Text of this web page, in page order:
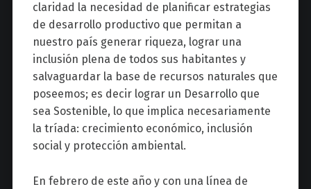
claridad la necesidad de planificar estrategias
de desarrollo productivo que permitan a
nuestro país generar riqueza, lograr una
inclusión plena de todos sus habitantes y
salvaguardar la base de recursos naturales que
poseemos; es decir lograr un Desarrollo que
sea Sostenible, lo que implica necesariamente
la tríada: crecimiento económico, inclusión
social y protección ambiental.
En febrero de este año y con una línea de